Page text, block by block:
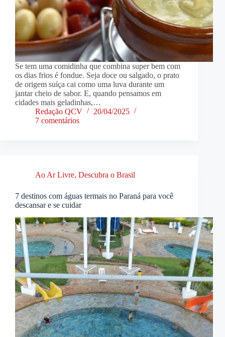
Se tem uma comidinha que combina super bem com
os dias frios é fondue. Seja doce ou salgado, o prato
de origem suíça cai como uma luva durante um
jantar cheio de sabor. E, quando pensamos em
cidades mais geladinhas,…
Redação QCV
20/04/2025
7 comentários
Ao Ar Livre, Descubra o Brasil
7 destinos com águas termais no Paraná para você
descansar e se cuidar